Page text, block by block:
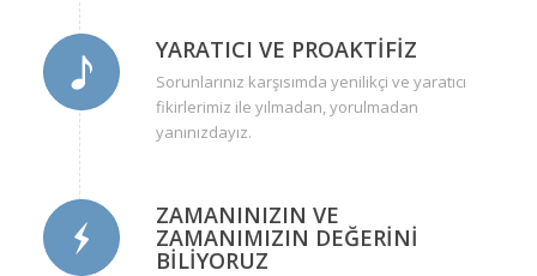
YARATICI VE PROAKTIFIZ
Sorunlarınız karşısımda yenilikçi ve yaratıcı
fikirlerimiz ile yılmadan, yorulmadan
yanınızdayız.
ZAMANINIZIN VE
ZAMANIMIZIN DEĞERINI
BILIYORUZ